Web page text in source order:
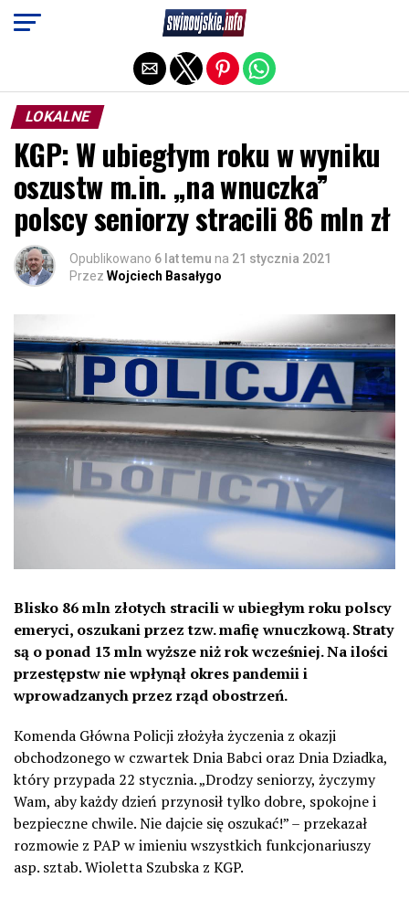
LOKALNE
KGP: W ubiegłym roku w wyniku
oszustw m.in. „na wnuczka”
polscy seniorzy stracili 86 mln zł
Opublikowano 6 lat temu na 21 stycznia 2021
Przez Wojciech Basałygo
Blisko 86 mln złotych stracili w ubiegłym roku polscy
emeryci, oszukani przez tzw. mafię wnuczkową. Straty
są o ponad 13 mln wyższe niż rok wcześniej. Na ilości
przestępstw nie wpłynął okres pandemii i
wprowadzanych przez rząd obostrzeń.
Komenda Główna Policji złożyła życzenia z okazji
obchodzonego w czwartek Dnia Babci oraz Dnia Dziadka,
który przypada 22 stycznia. „Drodzy seniorzy, życzymy
Wam, aby każdy dzień przynosił tylko dobre, spokojne i
bezpieczne chwile. Nie dajcie się oszukać!” – przekazał
rozmowie z PAP w imieniu wszystkich funkcjonariuszy
asp. sztab. Wioletta Szubska z KGP.
Exit mobile version